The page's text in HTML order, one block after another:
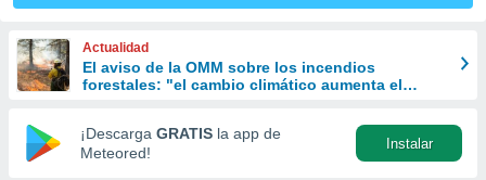
las
y
forma
digital
basada
Actualidad
El aviso de la OMM sobre los incendios
forestales: "el cambio climático aumenta el
¡Descarga GRATIS la app de
Meteored!
Instalar